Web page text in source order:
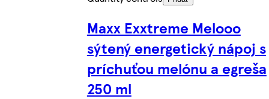
Maxx Exxtreme Melooo
sýtený energetický nápoj s
príchuťou melónu a egreša
250 ml